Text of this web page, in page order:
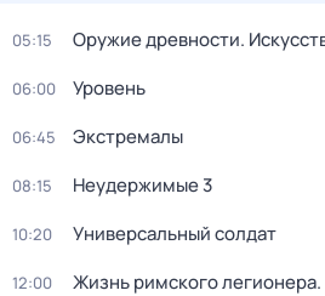
05:15 Оружие древности.
06:00 Уровень
06:45 Экстремалы
08:15 Неудержимые 3
10:20 Универсальный солдат
12:00 Жизнь римского